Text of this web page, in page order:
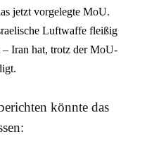
jetzt vorgelegte MoU.
Luftwaffe fleißig
Iran hat, trotz der MoU-
könnte das